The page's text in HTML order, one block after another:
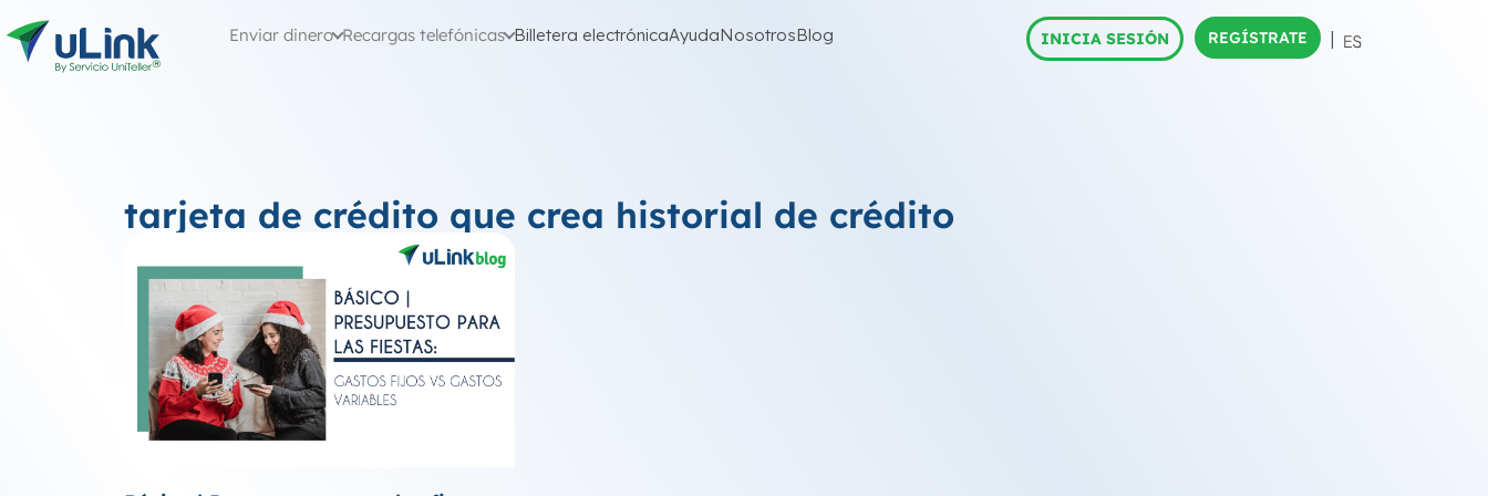
Enviar dinero Recargas telefónicas Billetera electrónicaAyudaNosotrosBlog INICIA SESIÓN REGÍSTRATE
tarjeta de crédito que crea historial de crédito